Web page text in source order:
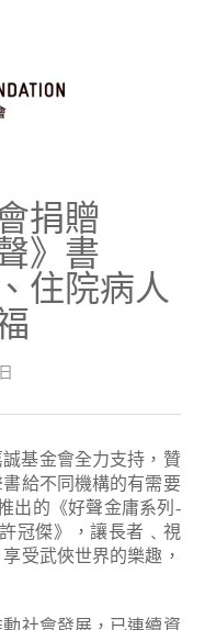
捐贈
》書
住院病人
基金會全力支持，贊
給不同機構的有需要
出的《好聲金庸系列-
冠傑》，讓長者﹑視
受武俠世界的樂趣，
社會發展，已連續資